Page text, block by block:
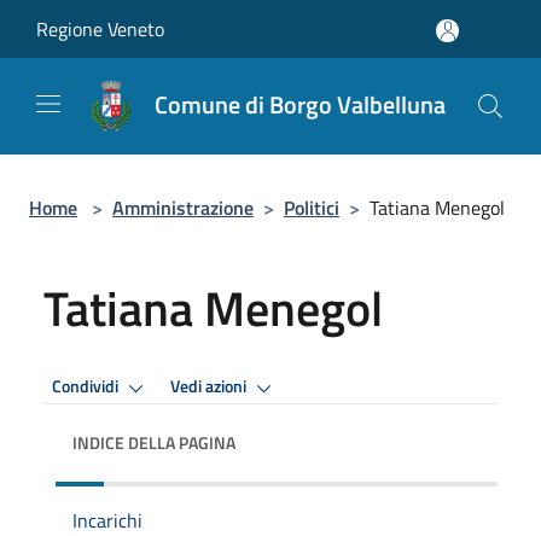
Regione Veneto
Comune di Borgo Valbelluna
Home > Amministrazione > Politici > Tatiana Menegol
Tatiana Menegol
Condividi Vedi azioni
INDICE DELLA PAGINA
Incarichi